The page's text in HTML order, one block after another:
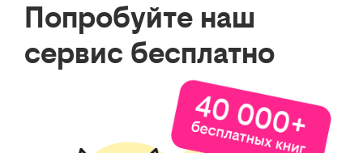
Попробуйте наш
сервис бесплатно